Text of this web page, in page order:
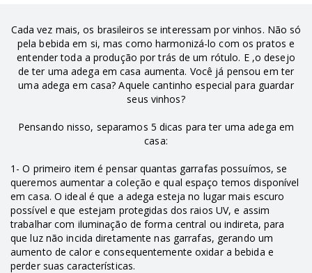
Cada vez mais, os brasileiros se interessam por vinhos. Não só
pela bebida em si, mas como harmonizá-lo com os pratos e
entender toda a produção por trás de um rótulo. E ,o desejo
de ter uma adega em casa aumenta. Você já pensou em ter
uma adega em casa? Aquele cantinho especial para guardar
seus vinhos?
Pensando nisso, separamos 5 dicas para ter uma adega em
casa:
1- O primeiro item é pensar quantas garrafas possuímos, se
queremos aumentar a coleção e qual espaço temos disponível
em casa. O ideal é que a adega esteja no lugar mais escuro
possível e que estejam protegidas dos raios UV, e assim
trabalhar com iluminação de forma central ou indireta, para
que luz não incida diretamente nas garrafas, gerando um
aumento de calor e consequentemente oxidar a bebida e
perder suas características.